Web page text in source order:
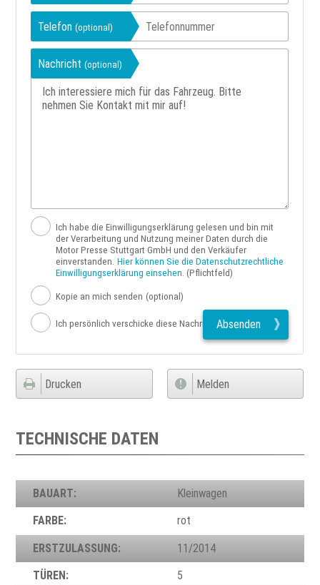
Telefon(optional)
Nachricht(optional)
Ich habe die Einwilligungserklärung gelesen und bin mit
der Verarbeitung und Nutzung meiner Daten durch die
Motor Presse Stuttgart GmbH und den Verkäufer
einverstanden. Hier können Sie die Datenschutzrechtliche
Einwilligungserklärung einsehen. (Pflichtfeld)
Kopie an mich senden (optional)
Ich persönlich verschicke diese Nachricht Absenden
Drucken Melden
TECHNISCHE DATEN
BAUART: Kleinwagen
FARBE: rot
ERSTZULASSUNG: 11/2014
TÜREN: 5